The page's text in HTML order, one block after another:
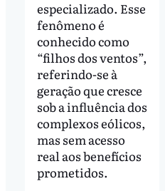
especializado. Esse
fenômeno é
conhecido como
“filhos dos ventos”,
referindo-se à
geração que cresce
sob a influência dos
complexos eólicos,
mas sem acesso
real aos benefícios
prometidos.